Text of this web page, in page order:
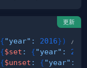
更新
{"year" : 2016})
//
{$set : {"year" :
{$unset : {"year" :